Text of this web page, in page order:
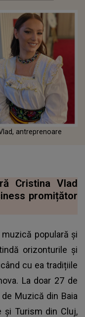
antreprenoare
Cristina Vlad
promițător
populară și
orizonturile și
cu ea tradițiile
La doar 27 de
Muzică din Baia
și Turism din Cluj,